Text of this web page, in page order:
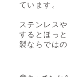
ています。
ステンレス
するとほっ
製ならでは